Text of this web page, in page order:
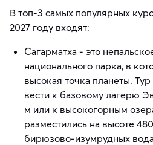
В топ-3 самых популярных
2027 году входят:
Сагарматха - это
национального парка, в
высокая точка планеты.
вести к базовому лагерю
м или к высокогорным
разместились на высоте
бирюзово-изумрудных